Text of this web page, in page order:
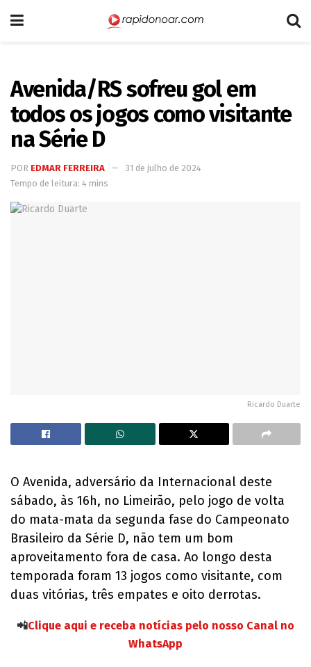
Avenida/RS sofreu gol em
todos os jogos como visitante
na Série D
POR EDMAR FERREIRA
31 de julho de 2024
Tempo de leitura: 4 mins
Ricardo Duarte
O Avenida, adversário da Internacional deste
sábado, às 16h, no Limeirão, pelo jogo de volta
do mata-mata da segunda fase do Campeonato
Brasileiro da Série D, não tem um bom
aproveitamento fora de casa. Ao longo desta
temporada foram 13 jogos como visitante, com
duas vitórias, três empates e oito derrotas.
📲Clique aqui e receba notícias pelo nosso Canal no
WhatsApp